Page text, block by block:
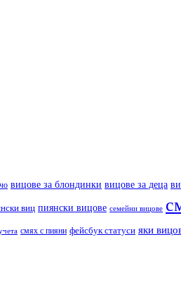
вицове за блондинки вицове за деца
виц пиянски вицове семейни вицове
смях с пияни фейсбук статуси яки